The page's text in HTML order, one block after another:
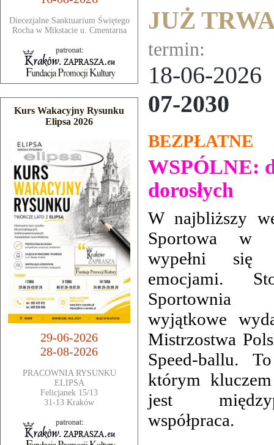
Diecezjalne Sanktuarium Świętego
Rocha w Mikstacie u. Cmentarna
Kurs Wakacyjny Rysunku
Elipsa 2026
29-06-2026
28-08-2026
PRACOWNIA RYSUNKU
ELIPSA
Felicjanek 15/13
31-13 Kraków
JUŻ
termin:
18-06-
07-2030
BEZPŁATNE
WSPÓLNE:
dorosłych
W najbliższy
Sportowa w
wypełni się
emocjami.
Sportownia
wyjątkowe
Mistrzostwa
Speed-ballu.
którym
jest
współpraca.